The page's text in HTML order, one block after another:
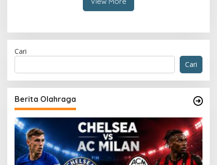
Cari
Cari
Berita Olahraga